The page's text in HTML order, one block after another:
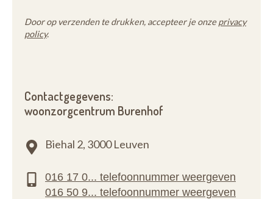
Door op verzenden te drukken, accepteer je onze privacy
policy.
Contactgegevens:
woonzorgcentrum Burenhof
Biehal 2, 3000 Leuven